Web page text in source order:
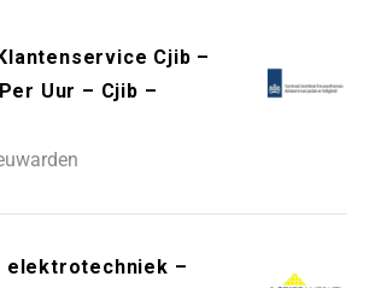
Cjib –
Uur – Cjib –
elektrotechniek –